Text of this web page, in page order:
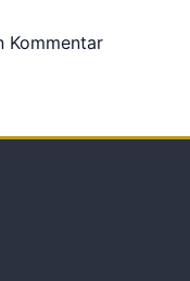
Kommentar